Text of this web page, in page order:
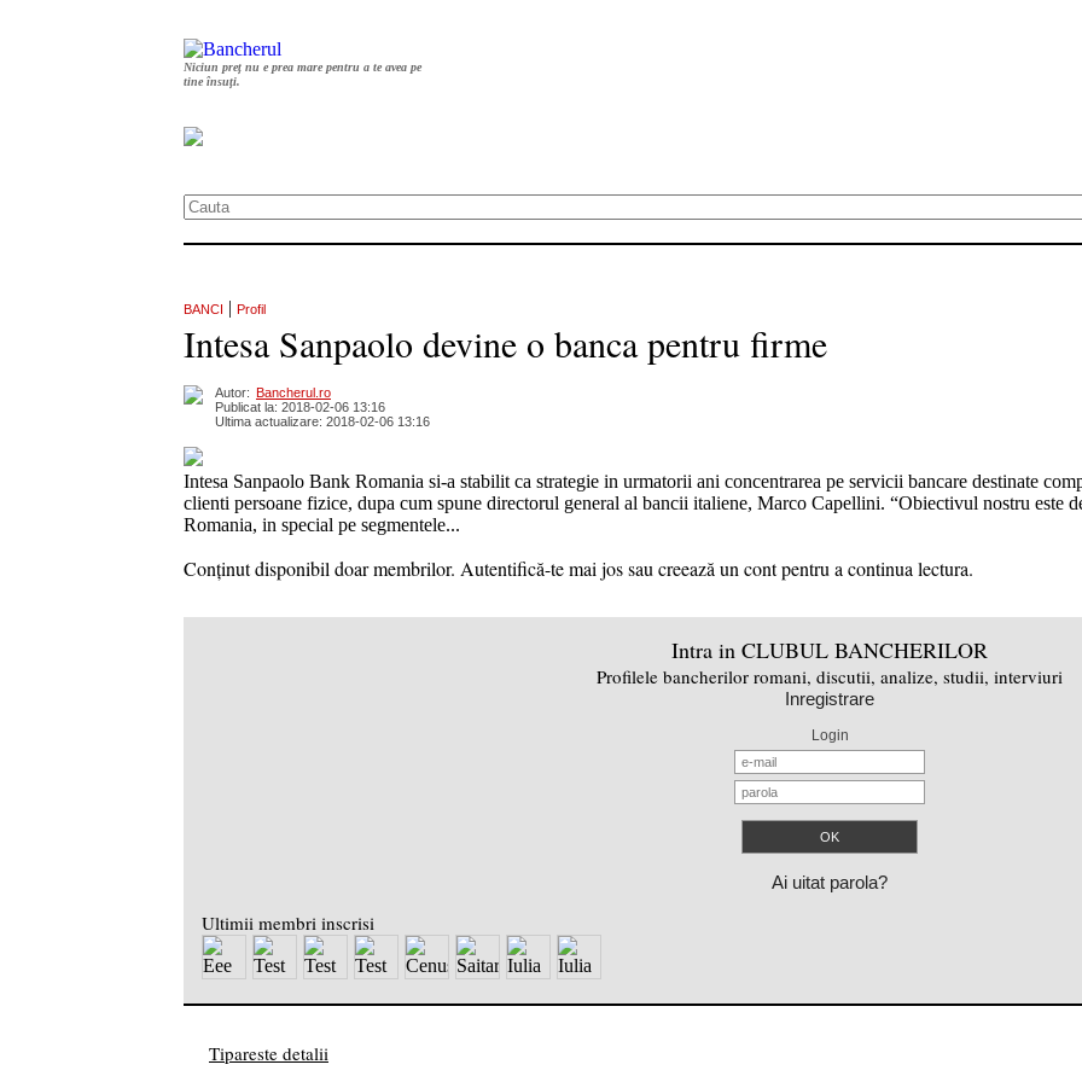
Niciun preț nu e prea mare pentru a te avea pe
tine însuți.
BANCI | Profil
Intesa Sanpaolo devine o banca pentru firme
Autor: Bancherul.ro
Publicat la: 2018-02-06 13:16
Ultima actualizare: 2018-02-06 13:16
Intesa Sanpaolo Bank Romania si-a stabilit ca strategie in urmatorii ani concentrarea pe servicii bancare destinate
clienti persoane fizice, dupa cum spune directorul general al bancii italiene, Marco Capellini. “Obiectivul nostru este
Romania, in special pe segmentele...
Conținut disponibil doar membrilor. Autentifică-te mai jos sau creează un cont pentru a continua lectura.
Intra in CLUBUL BANCHERILOR
Profilele bancherilor romani, discutii, analize, studii, interviuri
Inregistrare
Login
Ai uitat parola?
Ultimii membri inscrisi
Tipareste detalii